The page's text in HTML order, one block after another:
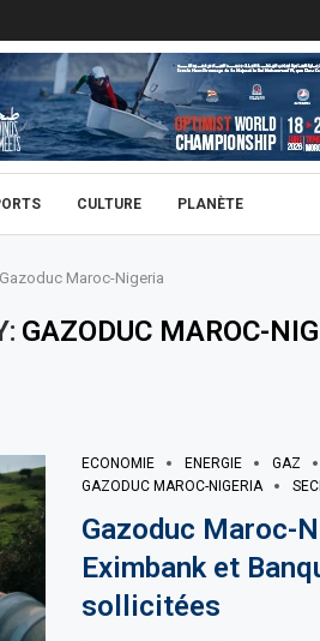
CULTURE PLANÈTE
Gazoduc Maroc-Nigeria
GAZODUC MAROC-
ECONOMIE ENERGIE GAZ
GAZODUC MAROC-NIGERIA
Gazoduc Maroc-
Eximbank et
sollicitées